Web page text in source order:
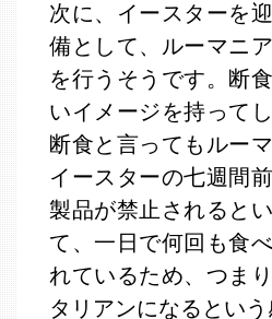
次に、イースターを
備として、ルーマニ
を行うそうです。断
いイメージを持って
断食と言ってもルー
イースターの七週間
製品が禁止されると
て、一日で何回も食
れているため、つま
タリアンになるという